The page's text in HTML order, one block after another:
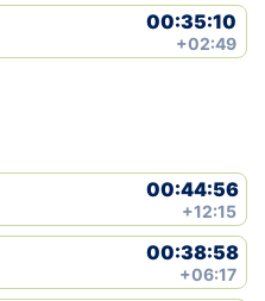
00:35:10
+02:49
00:44:56
+12:15
00:38:58
+06:17